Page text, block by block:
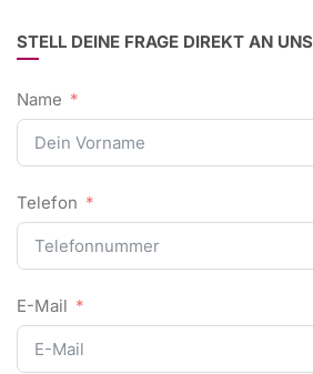
STELL DEINE FRAGE DIREKT AN UNS
Name
Telefon
E-Mail